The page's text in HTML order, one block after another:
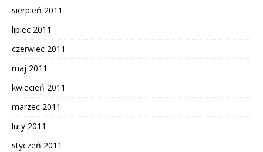
sierpień 2011
lipiec 2011
czerwiec 2011
maj 2011
kwiecień 2011
marzec 2011
luty 2011
styczeń 2011